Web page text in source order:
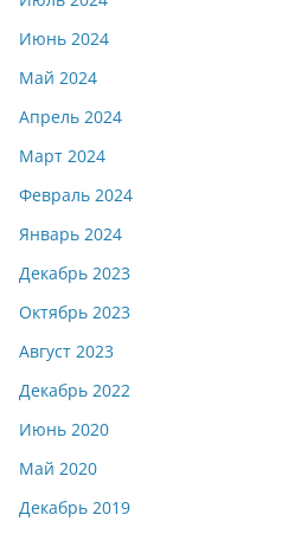
Июнь 2024
Май 2024
Апрель 2024
Март 2024
Февраль 2024
Январь 2024
Декабрь 2023
Октябрь 2023
Август 2023
Декабрь 2022
Июнь 2020
Май 2020
Декабрь 2019